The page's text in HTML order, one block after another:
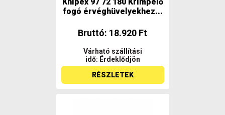
fogó érvéghüvelyekhez...
Bruttó: 18.920 Ft
Várható szállítási
idő: Érdeklődjön
RÉSZLETEK